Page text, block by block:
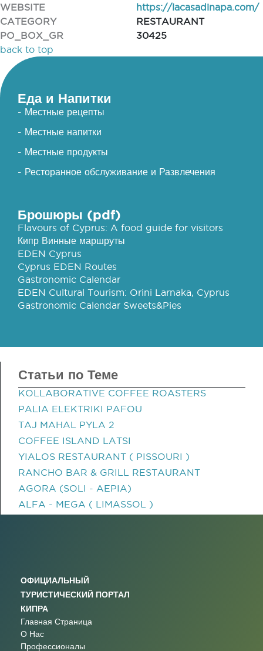
WEBSITE
https://lacasadinapa.com/
CATEGORY
RESTAURANT
PO_BOX_GR
30425
back to top
Еда и Напитки
- Местные рецепты
- Местные напитки
- Местные продукты
- Ресторанное обслуживание и Развлечения
Брошюры (pdf)
Flavours of Cyprus: A food guide for visitors
Кипр Винные маршруты
EDEN Cyprus
Cyprus EDEN Routes
Gastronomic Calendar
EDEN Cultural Tourism: Orini Larnaka, Cyprus
Gastronomic Calendar Sweets&Pies
Статьи по Теме
KOLLABORATIVE COFFEE ROASTERS
PALIA ELEKTRIKI PAFOU
TAJ MAHAL PYLA 2
COFFEE ISLAND LATSI
YIALOS RESTAURANT ( PISSOURI )
RANCHO BAR & GRILL RESTAURANT
AGORA (SOLI - AEPIA)
ALFA - MEGA ( LIMASSOL )
ОФИЦИАЛЬНЫЙ
ТУРИСТИЧЕСКИЙ ПОРТАЛ
КИПРА
Главная Страница
О Нас
Профессионалы